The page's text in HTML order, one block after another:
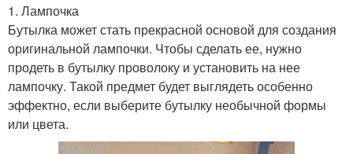
1. Лампочка
Бутылка может стать прекрасной основой для создания
оригинальной лампочки. Чтобы сделать ее, нужно
продеть в бутылку проволоку и установить на нее
лампочку. Такой предмет будет выглядеть особенно
эффектно, если выберите бутылку необычной формы
или цвета.